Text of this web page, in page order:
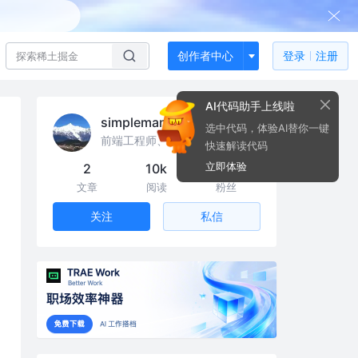
创作者中心 登录 注册
simpleman
前端工程师、nodejs、java
2
文章
10k
阅读
2
粉丝
关注 私信
AI代码助手上线啦
选中代码，体验AI替你一键
快速解读代码
立即体验